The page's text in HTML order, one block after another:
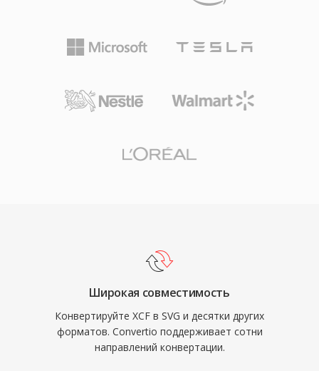
Широкая совместимость
Конвертируйте XCF в SVG и десятки других
форматов. Convertio поддерживает сотни
направлений конвертации.